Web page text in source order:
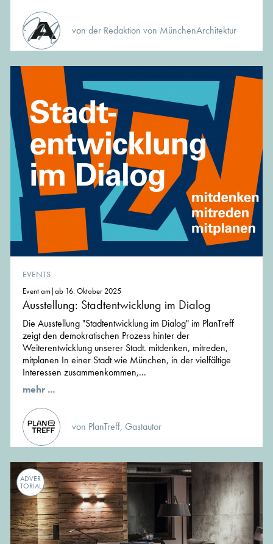
von der Redaktion von MünchenArchitektur
EVENTS
Event am|ab 16. Oktober 2025
Ausstellung: Stadtentwicklung im Dialog
Die Ausstellung "Stadtentwicklung im Dialog" im PlanTreff
zeigt den demokratischen Prozess hinter der
Weiterentwicklung unserer Stadt. mitdenken, mitreden,
mitplanen In einer Stadt wie München, in der vielfältige
Interessen zusammenkommen,...
mehr ...
von PlanTreff, Gastautor
ADVER
TORIAL